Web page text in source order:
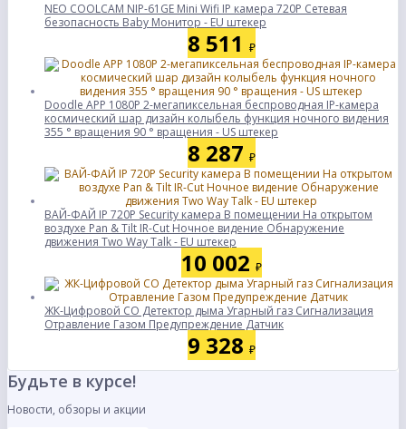
NEO COOLCAM NIP-61GE Mini Wifi IP камера 720P Сетевая
безопасность Baby Монитор - EU штекер
8 511 ₽
Doodle APP 1080P 2-мегапиксельная беспроводная IP-камера
космический шар дизайн колыбель функция ночного видения
355 ° вращения 90 ° вращения - US штекер
8 287 ₽
ВАЙ-ФАЙ IP 720P Security камера В помещении На открытом
воздухе Pan & Tilt IR-Cut Ночное видение Обнаружение
движения Two Way Talk - EU штекер
10 002 ₽
ЖК-Цифровой CO Детектор дыма Угарный газ Сигнализация
Отравление Газом Предупреждение Датчик
9 328 ₽
Будьте в курсе!
Новости, обзоры и акции